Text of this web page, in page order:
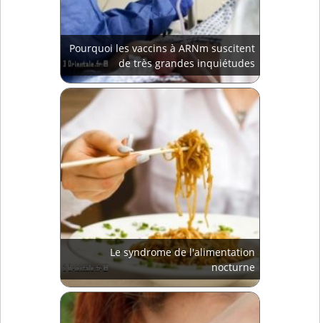
Pourquoi les vaccins à ARNm suscitent
de très grandes inquiétudes
Le syndrome de l'alimentation
nocturne